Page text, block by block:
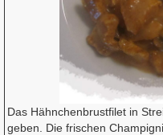
Das Hähnchenbrustfilet in
geben. Die frischen